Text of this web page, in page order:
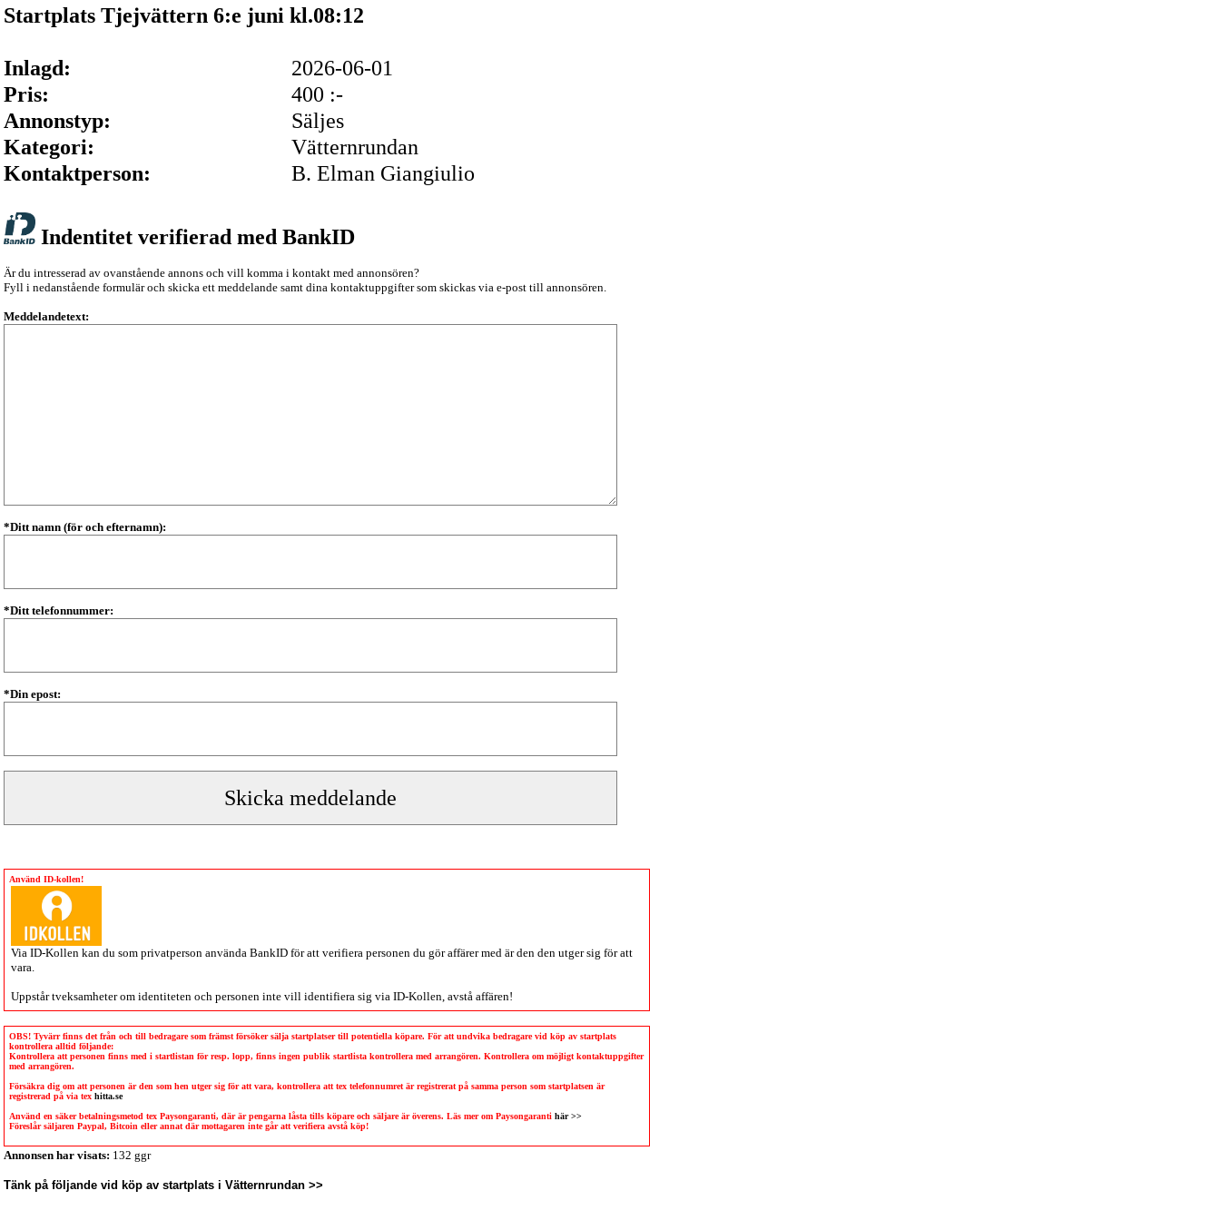
Startplats Tjejvättern 6:e juni kl.08:12
Inlagd:
2026-06-01
Pris:
400 :-
Annonstyp:
Säljes
Kategori:
Vätternrundan
Kontaktperson:
B. Elman Giangiulio
Indentitet verifierad med BankID
Är du intresserad av ovanstående annons och vill komma i kontakt med annonsören?
Fyll i nedanstående formulär och skicka ett meddelande samt dina kontaktuppgifter som skickas via e-post till annonsören.
Meddelandetext:
*Ditt namn (för och efternamn):
*Ditt telefonnummer:
*Din epost:
Använd ID-kollen!
Via ID-Kollen kan du som privatperson använda BankID för att verifiera personen du gör affärer med är den den utger sig för att
vara.
Uppstår tveksamheter om identiteten och personen inte vill identifiera sig via ID-Kollen , avstå affären!
OBS! Tyvärr finns det från och till bedragare som främst försöker sälja startplatser till potentiella köpare. För att undvika bedragare vid köp av startplats
kontrollera alltid följande:
Kontrollera att personen finns med i startlistan för resp. lopp, finns ingen publik startlista kontrollera med arrangören. Kontrollera om möjligt kontaktuppgifter
med arrangören.
Försäkra dig om att personen är den som hen utger sig för att vara, kontrollera att tex telefonnumret är registrerat på samma person som startplatsen är
registrerad på via tex hitta.se
Använd en säker betalningsmetod tex Paysongaranti, där är pengarna låsta tills köpare och säljare är överens. Läs mer om Paysongaranti här >>
Föreslår säljaren Paypal, Bitcoin eller annat där mottagaren inte går att verifiera avstå köp!
Annonsen har visats: 132 ggr
Tänk på följande vid köp av startplats i Vätternrundan >>